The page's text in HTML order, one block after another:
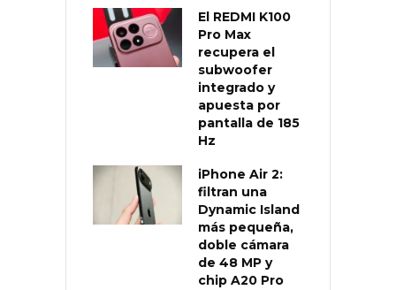
El REDMI K100
Pro Max
recupera el
subwoofer
integrado y
apuesta por
pantalla de 185
Hz
iPhone Air 2:
filtran una
Dynamic Island
más pequeña,
doble cámara
de 48 MP y
chip A20 Pro